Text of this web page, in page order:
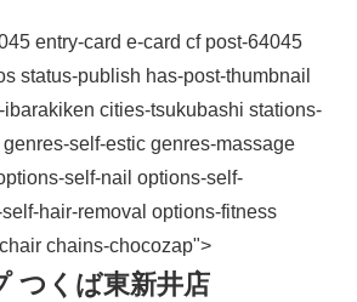
entry-card e-card cf post-64045
status-publish has-post-thumbnail
ibarakiken cities-tsukubashi stations-
self-estic genres-massage
self-nail options-self-
hair-removal options-fitness
chains-chocozap">
つくば東新井店